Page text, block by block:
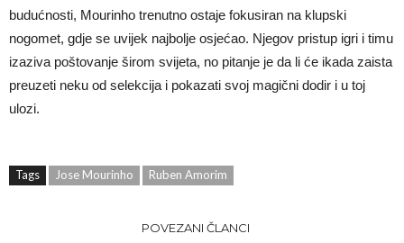
budućnosti, Mourinho trenutno ostaje fokusiran na klupski
nogomet, gdje se uvijek najbolje osjećao. Njegov pristup igri i timu
izaziva poštovanje širom svijeta, no pitanje je da li će ikada zaista
preuzeti neku od selekcija i pokazati svoj magični dodir i u toj
ulozi.
Tags Jose Mourinho Ruben Amorim
POVEZANI ČLANCI